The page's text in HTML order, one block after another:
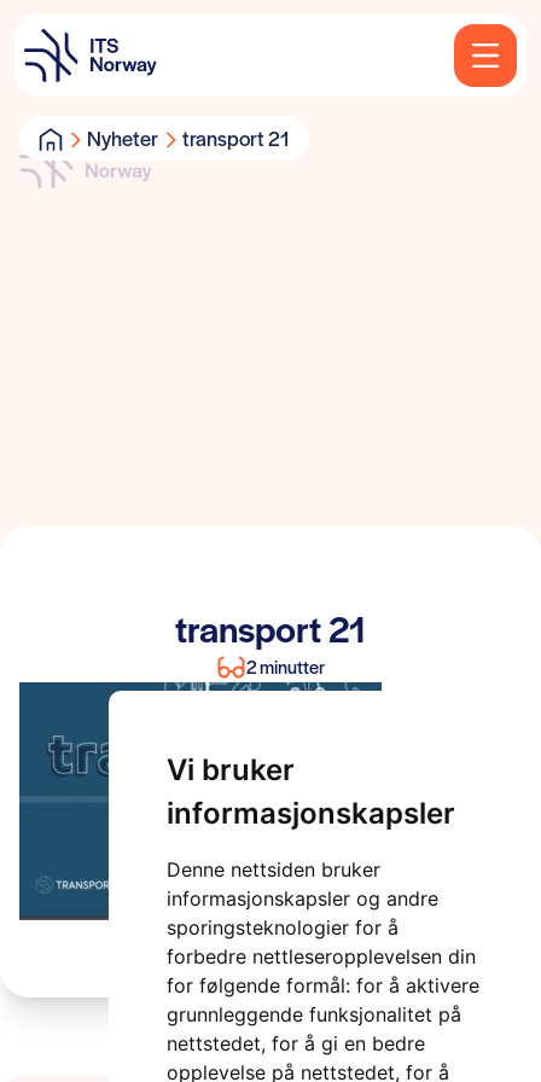
Vi bruker
informasjonskapsler
Denne nettsiden bruker
informasjonskapsler og andre
sporingsteknologier for å
forbedre nettleseropplevelsen din
for følgende formål: for å aktivere
grunnleggende funksjonalitet på
nettstedet, for å gi en bedre
opplevelse på nettstedet, for å
Nyheter transport 21
transport 21
2 minutter